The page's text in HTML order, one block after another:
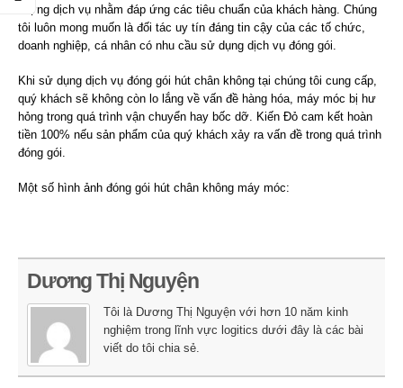
lượng dịch vụ nhằm đáp ứng các tiêu chuẩn của khách hàng. Chúng
tôi luôn mong muốn là đối tác uy tín đáng tin cậy của các tố chức,
doanh nghiệp, cá nhân có nhu cầu sử dụng dịch vụ đóng gói.
Khi sử dụng dịch vụ đóng gói hút chân không tại chúng tôi cung cấp,
quý khách sẽ không còn lo lắng về vấn đề hàng hóa, máy móc bị hư
hỏng trong quá trình vận chuyển hay bốc dỡ. Kiến Đỏ cam kết hoàn
tiền 100% nếu sản phẩm của quý khách xảy ra vấn đề trong quá trình
đóng gói.
Một số hình ảnh đóng gói hút chân không máy móc:
Dương Thị Nguyện
Tôi là Dương Thị Nguyện với hơn 10 năm kinh
nghiệm trong lĩnh vực logitics dưới đây là các bài
viết do tôi chia sẻ.